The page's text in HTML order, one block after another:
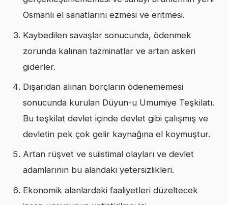
Osmanlı el sanatlarını ezmesi ve eritmesi.
Kaybedilen savaşlar sonucunda, ödenmek
zorunda kalınan tazminatlar ve artan askeri
giderler.
Dışarıdan alınan borçların ödenememesi
sonucunda kurulan Düyun-u Umumiye Teşkilatı.
Bu teşkilat devlet içinde devlet gibi çalışmış ve
devletin pek çok gelir kaynağına el koymuştur.
Artan rüşvet ve suiistimal olayları ve devlet
adamlarının bu alandaki yetersizlikleri.
Ekonomik alanlardaki faaliyetleri düzeltecek